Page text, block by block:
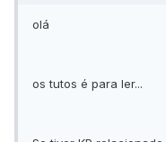
olá
os tutos é para ler...